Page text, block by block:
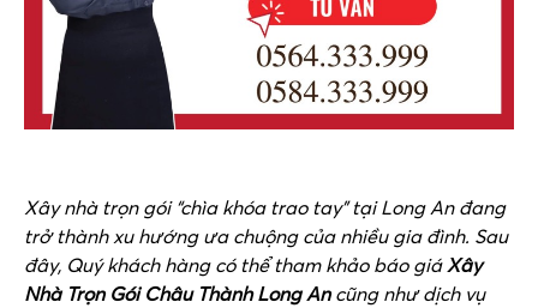
Xây nhà trọn gói “chìa khóa trao tay” tại Long An đang
trở thành xu hướng ưa chuộng của nhiều gia đình. Sau
đây, Quý khách hàng có thể tham khảo báo giá Xây
Nhà Trọn Gói Châu Thành Long Ancũng như dịch vụ